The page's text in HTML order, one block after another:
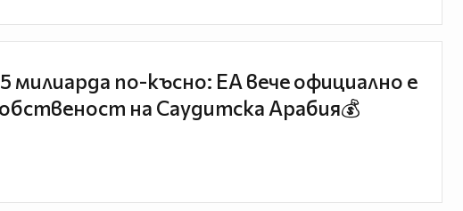
милиарда по-късно: EA вече официално е
на Саудитска Арабия💰